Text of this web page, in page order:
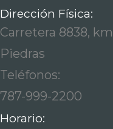
Dirección Física:
Carretera 8838,
Piedras
Teléfonos:
787-999-2200
Horario: